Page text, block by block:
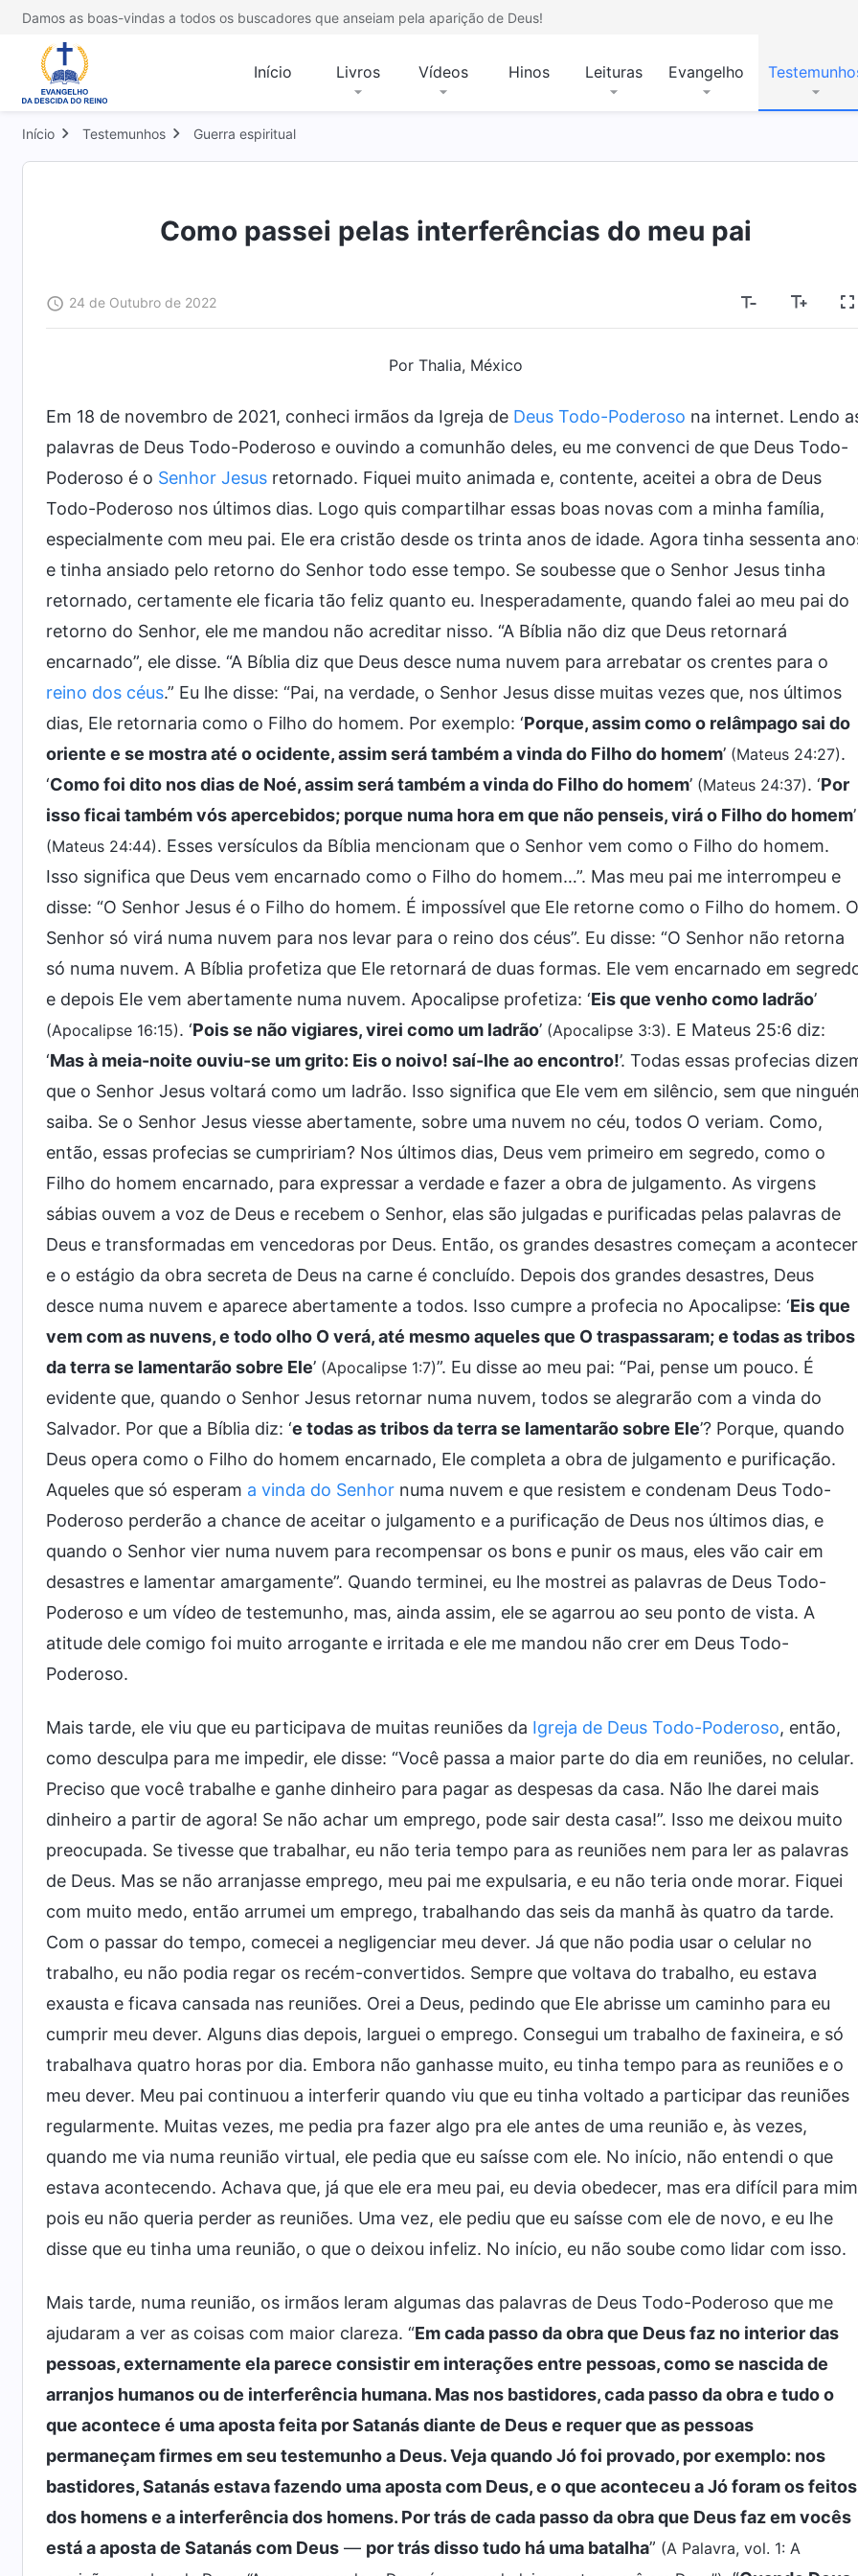
Damos as boas-vindas a todos os buscadores que anseiam pela aparição de Deus!
Início Livros Vídeos Hinos Leituras Evangelho
Início Testemunhos Guerra espiritual
Como passei pelas interferências do meu pai
24 de Outubro de 2022
Por Thalia, México
Em 18 de novembro de 2021, conheci irmãos da Igreja de Deus Todo-Poderoso na internet. Lendo
palavras de Deus Todo-Poderoso e ouvindo a comunhão deles, eu me convenci de que Deus Todo-
Poderoso é o Senhor Jesus retornado. Fiquei muito animada e, contente, aceitei a obra de Deus
Todo-Poderoso nos últimos dias. Logo quis compartilhar essas boas novas com a minha família,
especialmente com meu pai. Ele era cristão desde os trinta anos de idade. Agora tinha sessenta
e tinha ansiado pelo retorno do Senhor todo esse tempo. Se soubesse que o Senhor Jesus tinha
retornado, certamente ele ficaria tão feliz quanto eu. Inesperadamente, quando falei ao meu pai do
retorno do Senhor, ele me mandou não acreditar nisso. “A Bíblia não diz que Deus retornará
encarnado”, ele disse. “A Bíblia diz que Deus desce numa nuvem para arrebatar os crentes para o
reino dos céus.” Eu lhe disse: “Pai, na verdade, o Senhor Jesus disse muitas vezes que, nos últimos
dias, Ele retornaria como o Filho do homem. Por exemplo: ‘Porque, assim como o relâmpago sai do
oriente e se mostra até o ocidente, assim será também a vinda do Filho do homem’ (Mateus 24:27).
‘Como foi dito nos dias de Noé, assim será também a vinda do Filho do homem’ (Mateus 24:37). ‘Por
isso ficai também vós apercebidos; porque numa hora em que não penseis, virá o Filho do homem’
(Mateus 24:44). Esses versículos da Bíblia mencionam que o Senhor vem como o Filho do homem.
Isso significa que Deus vem encarnado como o Filho do homem…”. Mas meu pai me interrompeu e
disse: “O Senhor Jesus é o Filho do homem. É impossível que Ele retorne como o Filho do homem. O
Senhor só virá numa nuvem para nos levar para o reino dos céus”. Eu disse: “O Senhor não retorna
só numa nuvem. A Bíblia profetiza que Ele retornará de duas formas. Ele vem encarnado em
e depois Ele vem abertamente numa nuvem. Apocalipse profetiza: ‘Eis que venho como ladrão’
(Apocalipse 16:15). ‘Pois se não vigiares, virei como um ladrão’ (Apocalipse 3:3). E Mateus 25:6 diz:
‘Mas à meia-noite ouviu-se um grito: Eis o noivo! saí-lhe ao encontro!’. Todas essas profecias
que o Senhor Jesus voltará como um ladrão. Isso significa que Ele vem em silêncio, sem que
saiba. Se o Senhor Jesus viesse abertamente, sobre uma nuvem no céu, todos O veriam. Como,
então, essas profecias se cumpririam? Nos últimos dias, Deus vem primeiro em segredo, como o
Filho do homem encarnado, para expressar a verdade e fazer a obra de julgamento. As virgens
sábias ouvem a voz de Deus e recebem o Senhor, elas são julgadas e purificadas pelas palavras de
Deus e transformadas em vencedoras por Deus. Então, os grandes desastres começam a
e o estágio da obra secreta de Deus na carne é concluído. Depois dos grandes desastres, Deus
desce numa nuvem e aparece abertamente a todos. Isso cumpre a profecia no Apocalipse: ‘Eis que
vem com as nuvens, e todo olho O verá, até mesmo aqueles que O traspassaram; e todas as tribos
da terra se lamentarão sobre Ele’ (Apocalipse 1:7)”. Eu disse ao meu pai: “Pai, pense um pouco. É
evidente que, quando o Senhor Jesus retornar numa nuvem, todos se alegrarão com a vinda do
Salvador. Por que a Bíblia diz: ‘e todas as tribos da terra se lamentarão sobre Ele’? Porque, quando
Deus opera como o Filho do homem encarnado, Ele completa a obra de julgamento e purificação.
Aqueles que só esperam a vinda do Senhor numa nuvem e que resistem e condenam Deus Todo-
Poderoso perderão a chance de aceitar o julgamento e a purificação de Deus nos últimos dias, e
quando o Senhor vier numa nuvem para recompensar os bons e punir os maus, eles vão cair em
desastres e lamentar amargamente”. Quando terminei, eu lhe mostrei as palavras de Deus Todo-
Poderoso e um vídeo de testemunho, mas, ainda assim, ele se agarrou ao seu ponto de vista. A
atitude dele comigo foi muito arrogante e irritada e ele me mandou não crer em Deus Todo-
Poderoso.
Mais tarde, ele viu que eu participava de muitas reuniões da Igreja de Deus Todo-Poderoso, então,
como desculpa para me impedir, ele disse: “Você passa a maior parte do dia em reuniões, no celular.
Preciso que você trabalhe e ganhe dinheiro para pagar as despesas da casa. Não lhe darei mais
dinheiro a partir de agora! Se não achar um emprego, pode sair desta casa!”. Isso me deixou muito
preocupada. Se tivesse que trabalhar, eu não teria tempo para as reuniões nem para ler as palavras
de Deus. Mas se não arranjasse emprego, meu pai me expulsaria, e eu não teria onde morar. Fiquei
com muito medo, então arrumei um emprego, trabalhando das seis da manhã às quatro da tarde.
Com o passar do tempo, comecei a negligenciar meu dever. Já que não podia usar o celular no
trabalho, eu não podia regar os recém-convertidos. Sempre que voltava do trabalho, eu estava
exausta e ficava cansada nas reuniões. Orei a Deus, pedindo que Ele abrisse um caminho para eu
cumprir meu dever. Alguns dias depois, larguei o emprego. Consegui um trabalho de faxineira, e só
trabalhava quatro horas por dia. Embora não ganhasse muito, eu tinha tempo para as reuniões e o
meu dever. Meu pai continuou a interferir quando viu que eu tinha voltado a participar das reuniões
regularmente. Muitas vezes, me pedia pra fazer algo pra ele antes de uma reunião e, às vezes,
quando me via numa reunião virtual, ele pedia que eu saísse com ele. No início, não entendi o que
estava acontecendo. Achava que, já que ele era meu pai, eu devia obedecer, mas era difícil para
pois eu não queria perder as reuniões. Uma vez, ele pediu que eu saísse com ele de novo, e eu lhe
disse que eu tinha uma reunião, o que o deixou infeliz. No início, eu não soube como lidar com isso.
Mais tarde, numa reunião, os irmãos leram algumas das palavras de Deus Todo-Poderoso que me
ajudaram a ver as coisas com maior clareza. “Em cada passo da obra que Deus faz no interior das
pessoas, externamente ela parece consistir em interações entre pessoas, como se nascida de
arranjos humanos ou de interferência humana. Mas nos bastidores, cada passo da obra e tudo o
que acontece é uma aposta feita por Satanás diante de Deus e requer que as pessoas
permaneçam firmes em seu testemunho a Deus. Veja quando Jó foi provado, por exemplo: nos
bastidores, Satanás estava fazendo uma aposta com Deus, e o que aconteceu a Jó foram os feitos
dos homens e a interferência dos homens. Por trás de cada passo da obra que Deus faz em vocês
está a aposta de Satanás com Deus — por trás disso tudo há uma batalha” (A Palavra, vol. 1: A